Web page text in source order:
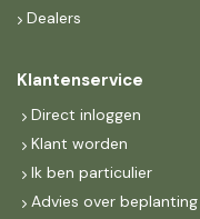
Dealers
Klantenservice
Direct inloggen
Klant worden
Ik ben particulier
Advies over beplanting